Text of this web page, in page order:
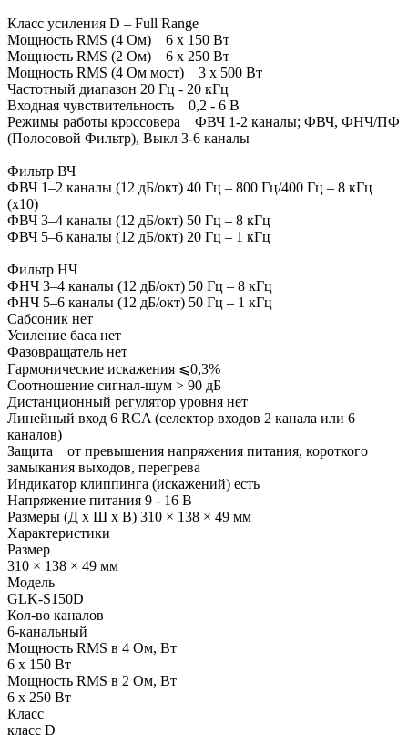
Класс усиления D – Full Range
Мощность RMS (4 Ом) 6 х 150 Вт
Мощность RMS (2 Ом) 6 х 250 Вт
Мощность RMS (4 Ом мост) 3 х 500 Вт
Частотный диапазон 20 Гц - 20 кГц
Входная чувствительность 0,2 - 6 В
Режимы работы кроссовера ФВЧ 1-2 каналы; ФВЧ, ФНЧ/ПФ
(Полосовой Фильтр), Выкл 3-6 каналы
Фильтр ВЧ
ФВЧ 1–2 каналы (12 дБ/окт) 40 Гц – 800 Гц/400 Гц – 8 кГц
(х10)
ФВЧ 3–4 каналы (12 дБ/окт) 50 Гц – 8 кГц
ФВЧ 5–6 каналы (12 дБ/окт) 20 Гц – 1 кГц
Фильтр НЧ
ФНЧ 3–4 каналы (12 дБ/окт) 50 Гц – 8 кГц
ФНЧ 5–6 каналы (12 дБ/окт) 50 Гц – 1 кГц
Сабсоник нет
Усиление баса нет
Фазовращатель нет
Гармонические искажения ⩽0,3%
Соотношение сигнал-шум > 90 дБ
Дистанционный регулятор уровня нет
Линейный вход 6 RCA (селектор входов 2 канала или 6
каналов)
Защита от превышения напряжения питания, короткого
замыкания выходов, перегрева
Индикатор клиппинга (искажений) есть
Напряжение питания 9 - 16 В
Размеры (Д х Ш х В) 310 × 138 × 49 мм
Характеристики
Размер
310 × 138 × 49 мм
Модель
GLK-S150D
Кол-во каналов
6-канальный
Мощность RMS в 4 Ом, Вт
6 х 150 Вт
Мощность RMS в 2 Ом, Вт
6 х 250 Вт
Класс
класс D